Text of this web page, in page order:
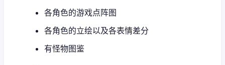
各角色的游戏点阵图
各角色的立绘以及各表情差分
有怪物图鉴